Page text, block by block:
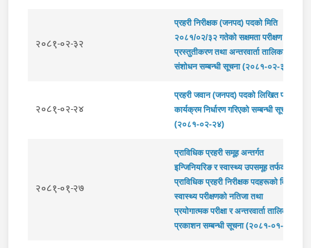
२०८१-०२-३२
प्रहरी निरीक्षक (जनपद) पदको मिति
२०८१/०२/३२ गतेको सक्षमता परीक्षण
प्रस्तुतीकरण तथा अन्तरवार्ता तालिका
संशोधन सम्बन्धी सूचना (२०८१-०२-३२)
२०८१-०२-२४
प्रहरी जवान (जनपद) पदको लिखित परीक्षा
कार्यक्रम निर्धारण गरिएको सम्बन्धी सूचना
(२०८१-०२-२४)
२०८१-०१-२७
प्राविधिक प्रहरी समूह अन्तर्गत
इन्जिनियरिङ र स्वास्थ्य उपसमूह तर्फका
प्राविधिक प्रहरी निरीक्षक पदहरूको विशेष
स्वास्थ्य परीक्षणको नतिजा तथा
प्रयोगात्मक परीक्षा र अन्तरवार्ता तालिका
प्रकाशन सम्बन्धी सूचना (२०८१-०१-२७)